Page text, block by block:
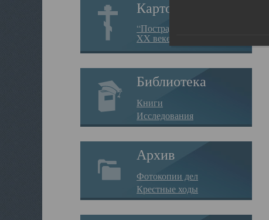
Картотека
“Пострадавшие за веру в
XX веке на Севере”
Библиотека
Книги
Исследования
Архив
Фотокопии дел
Крестные ходы